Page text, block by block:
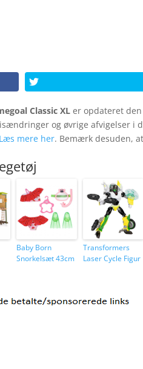
Classic XL er opdateret
og øvrige afvigelser i
Læs mere her. Bemærk desuden,
Baby Born
Snorkelsæt 43cm
Transformers
Laser Cycle Figur